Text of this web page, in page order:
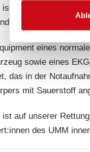
ist ein gemeinsames
Schmerzmedizin
eines
sowie eines
das in der
mit Sauerstoff
ist auf unserer
des UMM